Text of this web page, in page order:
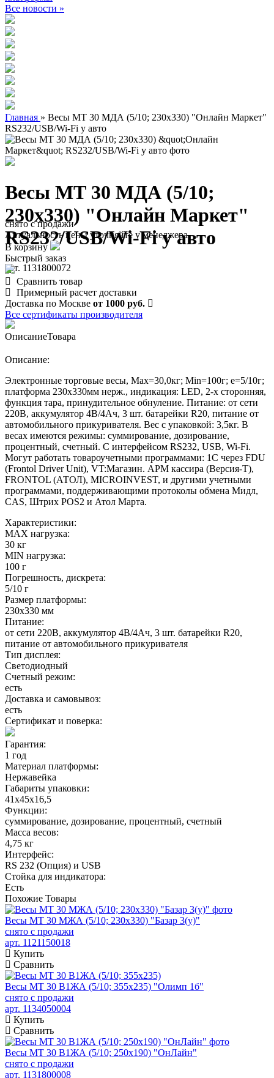
Все новости »
Главная » Весы МТ 30 МДА (5/10; 230х330) "Онлайн Маркет"
RS232/USB/Wi-Fi у авто
Весы МТ 30 МДА (5/10;
230х330) "Онлайн Маркет"
RS232/USB/Wi-Fi у авто
арт. 1131800072
снято с продажи
Актуальность цены уточняйте у менеджера
В корзину
Быстрый заказ
Сравнить товар
Примерный расчет доставки
Доставка по Москве от 1000 руб.
Все сертификаты производителя
ОписаниеТовара
Описание:
Электронные торговые весы, Max=30,0кг; Min=100г; e=5/10г;
платформа 230х330мм нерж., индикация: LЕD, 2-х сторонняя,
функция тара, принудительное обнуление. Питание: от сети
220В, аккумулятор 4В/4Ач, 3 шт. батарейки R20, питание от
автомобильного прикуривателя. Вес с упаковкой: 3,5кг. В
весах имеются режимы: суммирование, дозирование,
процентный, счетный. С интерфейсом RS232, USB, Wi-Fi.
Могут работать товароучетными программами: 1С через FDU
(Frontol Driver Unit), VT:Магазин. АРМ кассира (Версия-Т),
FRONTOL (АТОЛ), MICROINVEST, и другими учетными
программами, поддерживающими протоколы обмена Мидл,
CAS, Штрих POS2 и Атол Марта.
Характеристики:
MAX нагрузка:
30 кг
MIN нагрузка:
100 г
Погрешность, дискрета:
5/10 г
Размер платформы:
230х330 мм
Питание:
от сети 220В, аккумулятор 4В/4Ач, 3 шт. батарейки R20,
питание от автомобильного прикуривателя
Тип дисплея:
Светодиодный
Счетный режим:
есть
Доставка и самовывоз:
есть
Сертификат и поверка:
Гарантия:
1 год
Материал платформы:
Нержавейка
Габариты упаковки:
41х45х16,5
Функции:
суммирование, дозирование, процентный, счетный
Масса весов:
4,75 кг
Интерфейс:
RS 232 (Опция) и USB
Стойка для индикатора:
Есть
Похожие Товары
Весы МТ 30 МЖА (5/10; 230х330) "Базар 3(у)"
снято с продажи
арт. 1121150018
Купить
Сравнить
Весы МТ 30 В1ЖА (5/10; 355х235) "Олимп 1б"
снято с продажи
арт. 1134050004
Купить
Сравнить
Весы МТ 30 В1ЖА (5/10; 250х190) "ОнЛайн"
снято с продажи
арт. 1131800008